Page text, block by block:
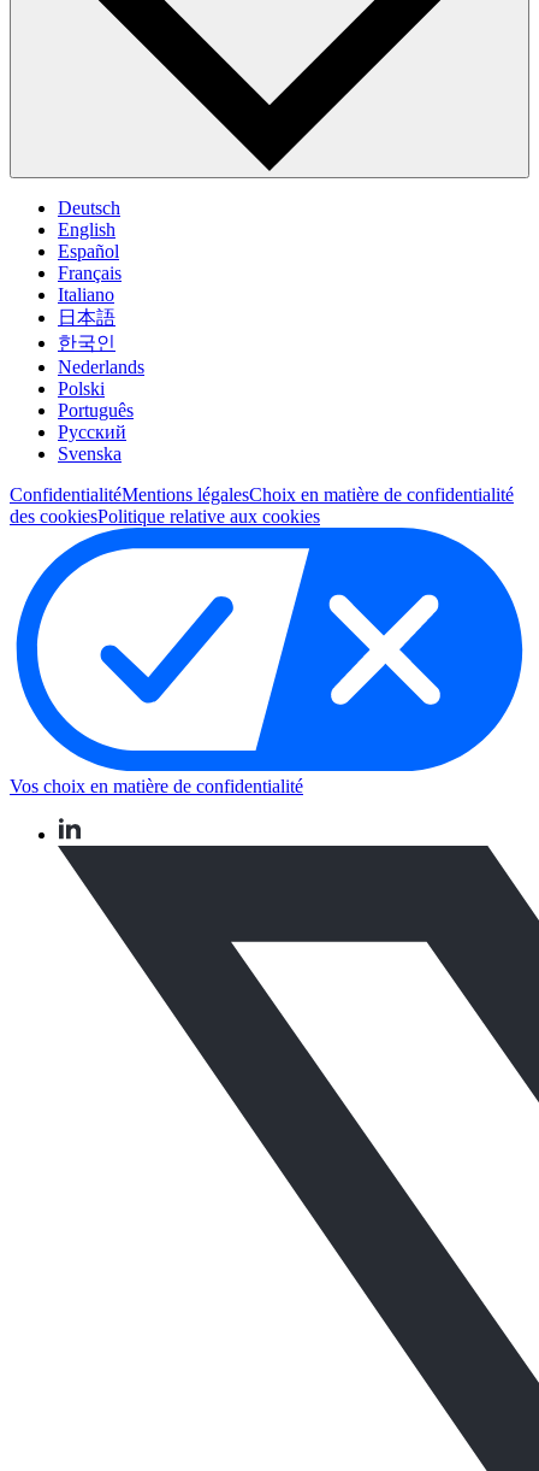
Deutsch
English
Español
Français
Italiano
日本語
한국인
Nederlands
Polski
Português
Pусский
Svenska
ConfidentialitéMentions légalesChoix en matière de confidentialité
des cookiesPolitique relative aux cookies
Vos choix en matière de confidentialité